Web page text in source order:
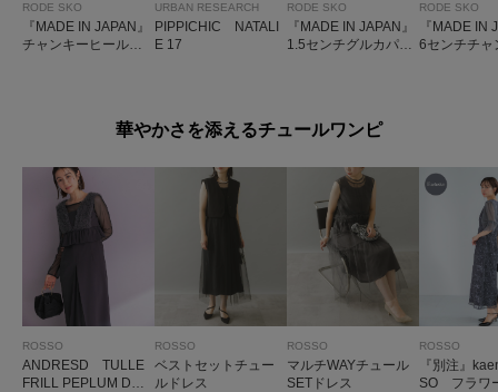
RODE SKO
『MADE IN JAPAN』
チャンキーヒールリ
URBAN RESEARCH
PIPPICHIC NATALI
E 17
RODE SKO
『MADE IN JAPAN』
1.5センチグルカパン
RODE SKO
『MADE IN
6センチチャ
華やかさを添えるチュールワンピ
ROSSO
ANDRESD TULLE
FRILL PEPLUM DRE
ROSSO
ベストセットチュー
ルドレス
ROSSO
マルチWAYチュール
SETドレス
ROSSO
『別注』
SO フラワ